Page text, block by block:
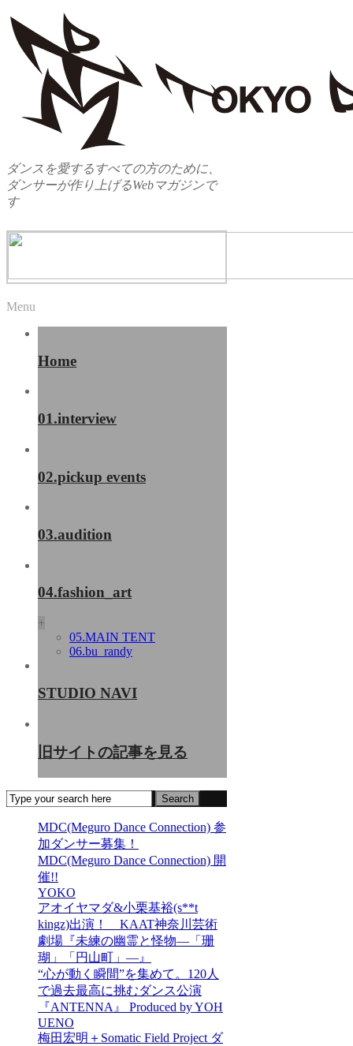
ダンスを愛するすべての方のために、
ダンサーが作り上げるWebマガジンで
す
Menu
Home
01.interview
02.pickup events
03.audition
04.fashion_art
+
05.MAIN TENT
06.bu_randy
STUDIO NAVI
旧サイトの記事を見る
MDC(Meguro Dance Connection) 参
加ダンサー募集！
MDC(Meguro Dance Connection) 開
催!!
YOKO
アオイヤマダ&小栗基裕(s**t
kingz)出演！ KAAT神奈川芸術
劇場『未練の幽霊と怪物―「珊
瑚」「円山町」―』
“心が動く瞬間”を集めて。120人
で過去最高に挑むダンス公演
『ANTENNA』 Produced by YOH
UENO
梅田宏明＋Somatic Field Project ダ